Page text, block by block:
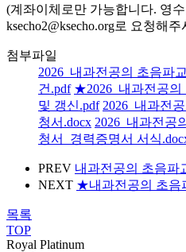
(계좌이체로만 가능합니다. 영
ksecho2@ksecho.org로 요청해
첨부파일
2026_내과전공의 초음파
건.pdf ★2026_내과전공의
및 갱신.pdf 2026_내과전
청서.docx 2026_내과전공
청서_경력증명서 서식
PREV 내과전공의 초음파
NEXT ★내과전공의 초음
목록
TOP
Royal Platinum